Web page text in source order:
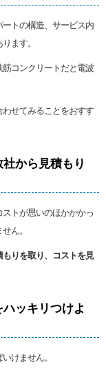
トの構造、サービス内
ます。
コンクリートだと電波
せてみることをおすす
から見積もり
トが思いのほかかかっ
ん。
りを取り、コストを見
ッキリつけよ
けません。